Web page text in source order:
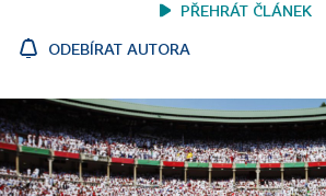
PŘEHRÁT ČLÁNEK
ODEBÍRAT AUTORA